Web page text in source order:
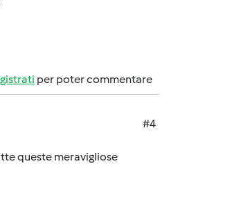
per poter commentare
#4
queste meravigliose